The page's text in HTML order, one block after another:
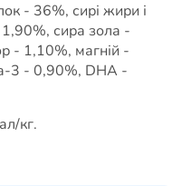
- 36%, сирі жири і
сира зола -
- 1,10%, магній -
3 - 0,90%, DHA -
кг.